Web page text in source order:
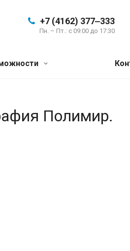
+7 (4162) 377‒333
Пн. – Пт.: с 09:00 до 17:30
Полимир.